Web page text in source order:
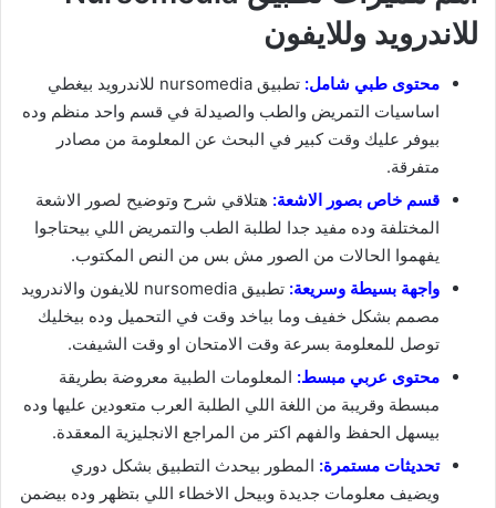
للاندرويد وللايفون
محتوى طبي شامل:
تطبيق nursomedia للاندرويد بيغطي
اساسيات التمريض والطب والصيدلة في قسم واحد منظم وده
بيوفر عليك وقت كبير في البحث عن المعلومة من مصادر
متفرقة.
قسم خاص بصور الاشعة: هتلاقي شرح وتوضيح لصور الاشعة
المختلفة وده مفيد جدا لطلبة الطب والتمريض اللي بيحتاجوا
يفهموا الحالات من الصور مش بس من النص المكتوب.
واجهة بسيطة وسريعة:
تطبيق nursomedia للايفون والاندرويد
مصمم بشكل خفيف وما بياخد وقت في التحميل وده بيخليك
توصل للمعلومة بسرعة وقت الامتحان او وقت الشيفت.
محتوى عربي مبسط: المعلومات الطبية معروضة بطريقة
مبسطة وقريبة من اللغة اللي الطلبة العرب متعودين عليها وده
بيسهل الحفظ والفهم اكتر من المراجع الانجليزية المعقدة.
تحديثات مستمرة: المطور بيحدث التطبيق بشكل دوري
ويضيف معلومات جديدة وبيحل الاخطاء اللي بتظهر وده بيضمن